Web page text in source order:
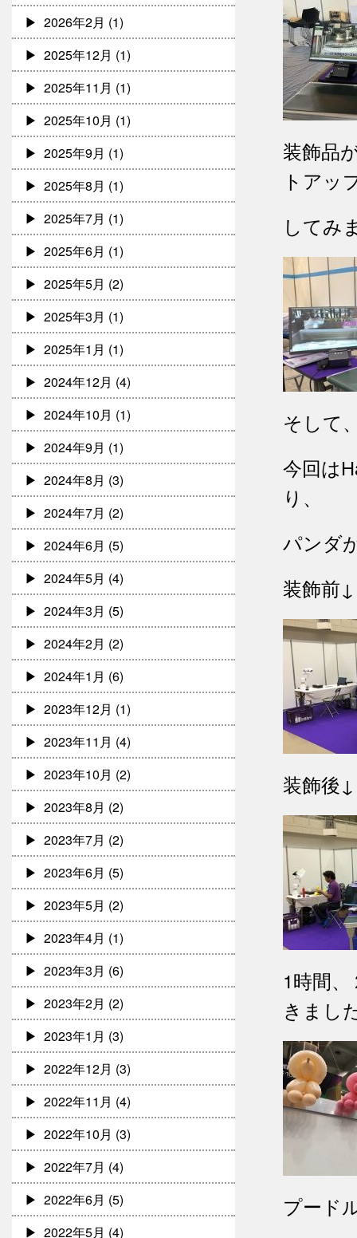
装飾品
トアッ
してみ
そして
今回は
り、
パンダ
装飾前↓
装飾後↓
1時間
きまし
プード
2026年2月 (1)
2025年12月 (1)
2025年11月 (1)
2025年10月 (1)
2025年9月 (1)
2025年8月 (1)
2025年7月 (1)
2025年6月 (1)
2025年5月 (2)
2025年3月 (1)
2025年1月 (1)
2024年12月 (4)
2024年10月 (1)
2024年9月 (1)
2024年8月 (3)
2024年7月 (2)
2024年6月 (5)
2024年5月 (4)
2024年3月 (5)
2024年2月 (2)
2024年1月 (6)
2023年12月 (1)
2023年11月 (4)
2023年10月 (2)
2023年8月 (2)
2023年7月 (2)
2023年6月 (5)
2023年5月 (2)
2023年4月 (1)
2023年3月 (6)
2023年2月 (2)
2023年1月 (3)
2022年12月 (3)
2022年11月 (4)
2022年10月 (3)
2022年7月 (4)
2022年6月 (5)
2022年5月 (4)